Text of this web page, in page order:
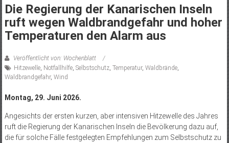
Die Regierung der Kanarischen Inseln
ruft wegen Waldbrandgefahr und hoher
Temperaturen den Alarm aus
Veröffentlicht von: Wochenblatt
Hitzewelle, Notfallhilfe, Selbstschutz, Temperatur, Waldbrände,
Waldbrandgefahr, Wind
Montag, 29. Juni 2026.
Angesichts der ersten kurzen, aber intensiven Hitzewelle des Jahres
ruft die Regierung der Kanarischen Inseln die Bevölkerung dazu auf,
die für solche Fälle festgelegten Empfehlungen zum Selbstschutz zu